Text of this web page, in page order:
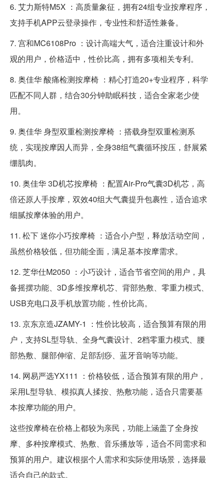
6. 艾力斯特M5X ：高质量象征，拥有24组专业按摩程序，
支持手机APP云登录操作，专业性和舒适性兼备。
7. 宫和MC6108Pro ：设计高端大气，适合注重设计和外
观的用户，价格适中，性价比高，拥有多项相关专利。
8. 奥佳华 酸痛检测按摩椅 ：精心打造20+专业程序，科学
匹配不同人群，结合30分钟助眠科技，适合全家老少使
用。
9. 奥佳华 身型双重检测按摩椅 ：搭载身型双重检测系
统，实现按摩因人而异，全身38组气囊循环按压，舒展紧
绷肌肉。
10. 奥佳华 3D机芯按摩椅 ：配置Air-Pro气囊3D机芯，高
倍还原人手按摩，双效40组大气囊提升包裹性，适合追求
细腻按摩体验的用户。
11. 松下 迷你小巧按摩椅 ：适合小户型，释放活动空间，
虽然价格较低，但功能全面，满足基本按摩需求。
12. 芝华仕M2050 ：小巧设计，适合节省空间的用户，具
备摇摆功能、3D多维按摩机芯、背部热敷、零重力模式、
USB充电口及手机放置功能，性价比高。
13. 京东京造JZAMY-1 ：性价比较高，适合预算有限的用
户，支持SL型导轨、全身气囊设计、2档零重力模式、腰
部热敷、腿部伸缩、足部刮痧、蓝牙音响等功能。
14. 网易严选YX111 ：价格较低，适合预算有限的用户，
采用L型导轨、模拟真人揉按、热敷功能，适合只需要基
本按摩功能的用户。
这些按摩椅在价格上都较为亲民，功能上涵盖了全身按
摩、多种按摩模式、热敷、音乐播放等，适合不同需求和
预算的用户。建议根据个人需求和实际使用场景，选择最
适合自己的款式。